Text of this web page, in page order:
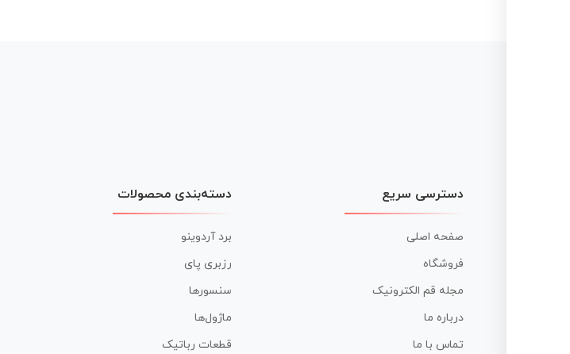
دسترسی سریع
صفحه اصلی
فروشگاه
مجله قم الکترونیک
درباره ما
تماس با ما
دسته‌بندی محصولات
برد آردوینو
رزبری پای
سنسورها
ماژول‌ها
قطعات رباتیک